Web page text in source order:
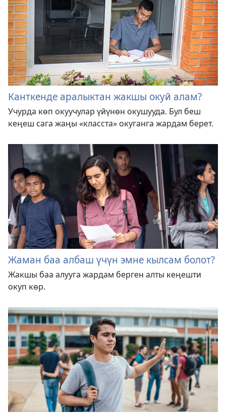
Канткенде аралыктан жакшы окуй алам?
Учурда көп окуучулар үйүнөн окушууда. Бул беш
кеңеш сага жаңы «класста» окуганга жардам берет.
Жаман баа албаш үчүн эмне кылсам болот?
Жакшы баа алууга жардам берген алты кеңешти
окуп көр.